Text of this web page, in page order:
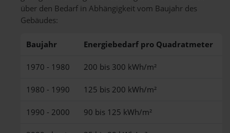
über den Bedarf in Abhängigkeit vom Baujahr des
Gebäudes:
Baujahr Energiebedarf pro Quadratmeter
1970 - 1980 200 bis 300 kWh/m²
1980 - 1990 125 bis 200 kWh/m²
1990 - 2000 90 bis 125 kWh/m²